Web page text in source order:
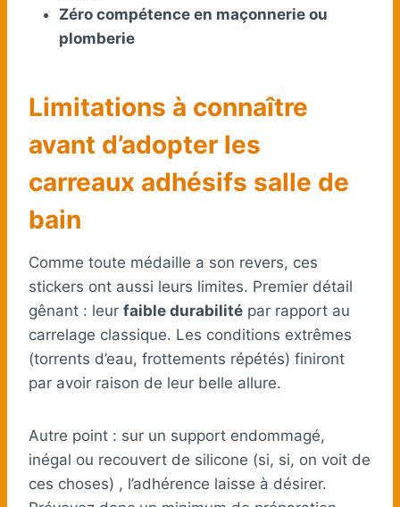
Zéro compétence en maçonnerie ou
plomberie
Limitations à connaître
avant d’adopter les
carreaux adhésifs salle de
bain
Comme toute médaille a son revers, ces
stickers ont aussi leurs limites. Premier détail
gênant : leur faible durabilité par rapport au
carrelage classique. Les conditions extrêmes
(torrents d’eau, frottements répétés) finiront
par avoir raison de leur belle allure.
Autre point : sur un support endommagé,
inégal ou recouvert de silicone (si, si, on voit de
ces choses) , l’adhérence laisse à désirer.